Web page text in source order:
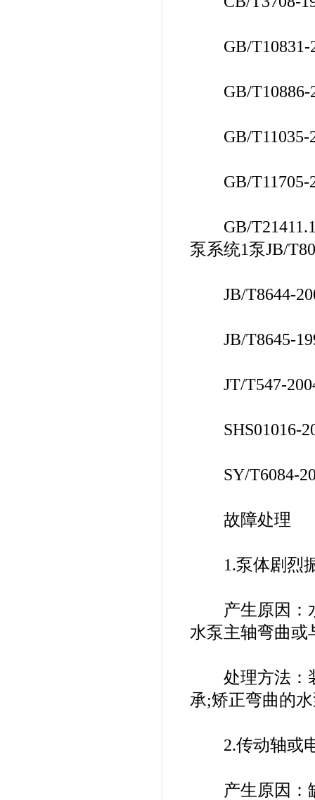
GB/T10831-
GB/T10886-
GB/T11035-
GB/T11705-
GB/T21411.1-
泵系统1泵JB/
JB/T8644-
JB/T8645-
JT/T547-
SHS01016-
SY/T6084-
故障处理
1.泵体剧烈振
产生原因：水
水泵主轴弯曲或
处理方法：装
承;矫正弯曲的
2.传动轴或电
产生原因：缺